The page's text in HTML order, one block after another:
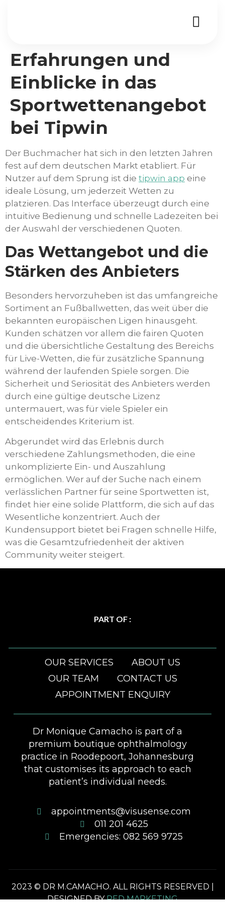
Erfahrungen und
Einblicke in das
Sportwettenangebot
bei Tipwin
Der Buchmacher hat sich in den letzten Jahren
fest auf dem deutschen Markt etabliert. Für
Nutzer auf dem Sprung ist die tipwin app eine
ideale Lösung, um jederzeit Wetten zu
platzieren. Das Interface überzeugt durch eine
intuitive Bedienung und schnelle Ladezeiten bei
der Auswahl der verschiedenen Quoten.
Das Wettangebot und die
Stärken des Anbieters
Besonders hervorzuheben ist das umfangreiche
Sortiment an Fußballwetten, das weit über die
bekannten europäischen Ligen hinausgeht.
Kunden schätzen vor allem die fairen Quoten
und die übersichtliche Gestaltung des Bereichs
für Live-Wetten, die für zusätzliche Spannung
während der laufenden Spiele sorgen. Die
Sicherheit und Seriosität des Anbieters werden
durch eine gültige deutsche Lizenz
untermauert, was für viele Spieler ein
entscheidendes Kriterium ist.
Abgerundet wird das Erlebnis durch
verschiedene Zahlungsmethoden, die eine
unkomplizierte Ein- und Auszahlung
ermöglichen. Wer auf der Suche nach einem
verlässlichen Partner für seine Sportwetten ist,
findet hier eine solide Plattform, die sich auf das
Wesentliche konzentriert. Auch der
Kundensupport bietet bei Fragen schnelle Hilfe,
was die Gesamtzufriedenheit der aktiven
Community weiter steigert.
PART OF :
OUR SERVICES
ABOUT US
OUR TEAM
CONTACT US
APPOINTMENT ENQUIRY
Dr Monique Camacho is part of a
premium boutique ophthalmology
practice in Roodepoort, Johannesburg
that customises its approach to each
patient’s individual needs.
appointments@visusense.com
011 201 4625
Emergencies: 082 569 9725
2023 © DR M.CAMACHO. ALL RIGHTS RESERVED |
DESIGNED BYRED MARKETING